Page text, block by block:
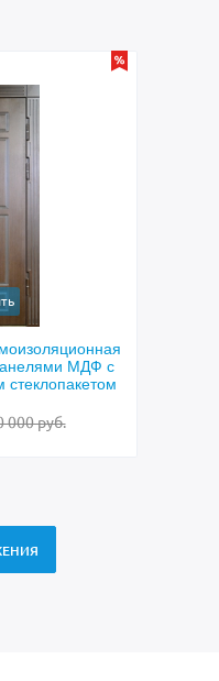
с порошковым
цвета и МДФ
28 500 руб.